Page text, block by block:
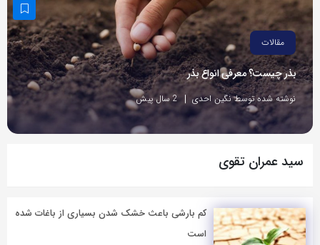
مقالات
بذر چیست؟ معرفی انواع بذر
نوشته شده توسط نگین احدی 2 سال پیش
سید عمران تقوی
کم بارشی باعث خشک شدن بسیاری از باغات شده
است